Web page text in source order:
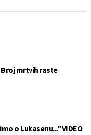
Broj mrtvih raste
o Lukasenu..." VIDEO